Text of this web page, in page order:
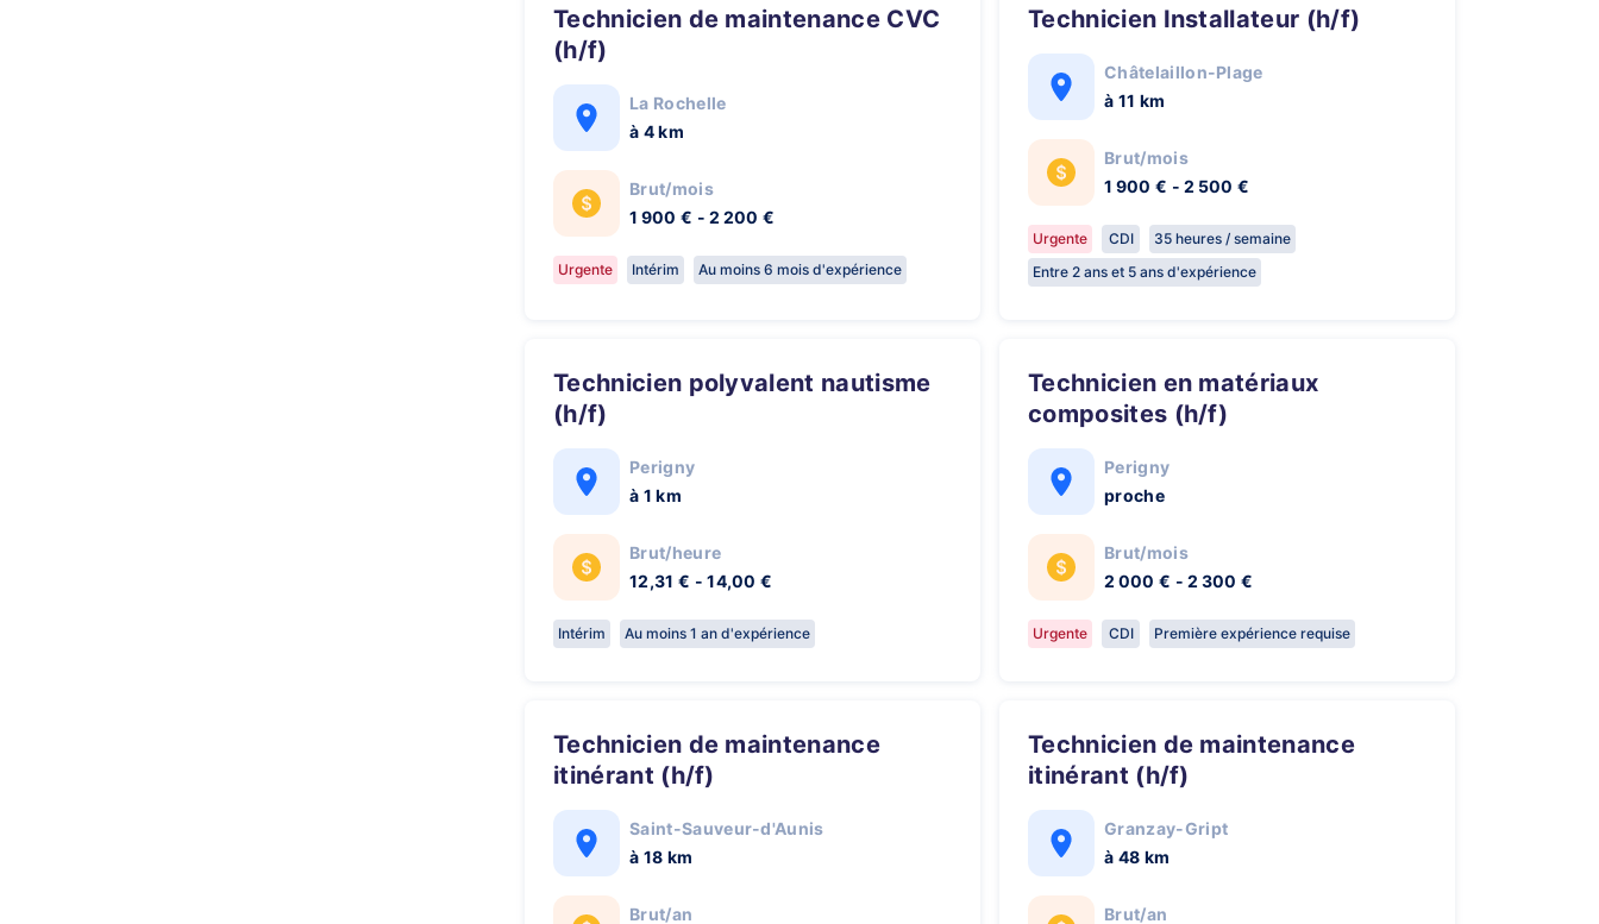
Technicien de maintenance CVC
(h/f)
La Rochelle
à 4 km
Brut/mois
1 900 € - 2 200 €
Urgente Intérim Au moins 6 mois d'expérience
Technicien Installateur (h/f)
Châtelaillon-Plage
à 11 km
Brut/mois
1 900 € - 2 500 €
Urgente CDI
35 heures / semaine
Entre 2 ans et 5 ans d'expérience
Technicien polyvalent nautisme
(h/f)
Perigny
à 1 km
Brut/heure
12,31 € - 14,00 €
Intérim Au moins 1 an d'expérience
Technicien en matériaux
composites (h/f)
Perigny
proche
Brut/mois
2 000 € - 2 300 €
Urgente CDI Première expérience requise
Technicien de maintenance
itinérant (h/f)
Saint-Sauveur-d'Aunis
à 18 km
Brut/an
Technicien de maintenance
itinérant (h/f)
Granzay-Gript
à 48 km
Brut/an